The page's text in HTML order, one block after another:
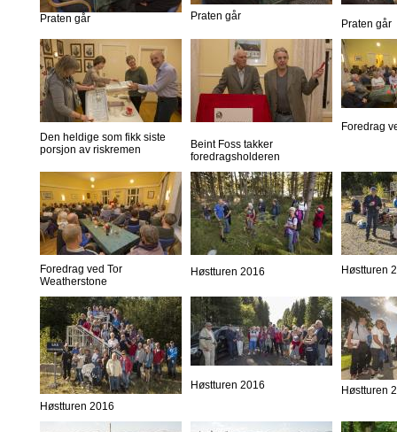
Praten går Praten går
Praten går
Den heldige som fikk siste
porsjon av riskremen
Beint Foss takker
foredragsholderen
Foredrag
Foredrag ved Tor
Weatherstone
Høstturen 2016 Høstturen
Høstturen 2016
Høstturen 2016 Høstturen